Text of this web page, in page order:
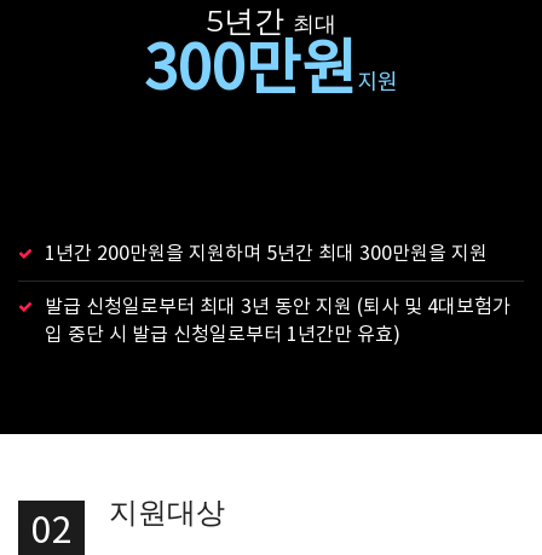
5년간 최대
300만원지원
1년간 200만원을 지원하며 5년간 최대 300만원을 지원
발급 신청일로부터 최대 3년 동안 지원 (퇴사 및 4대보험가
입 중단 시 발급 신청일로부터 1년간만 유효)
02 지원대상